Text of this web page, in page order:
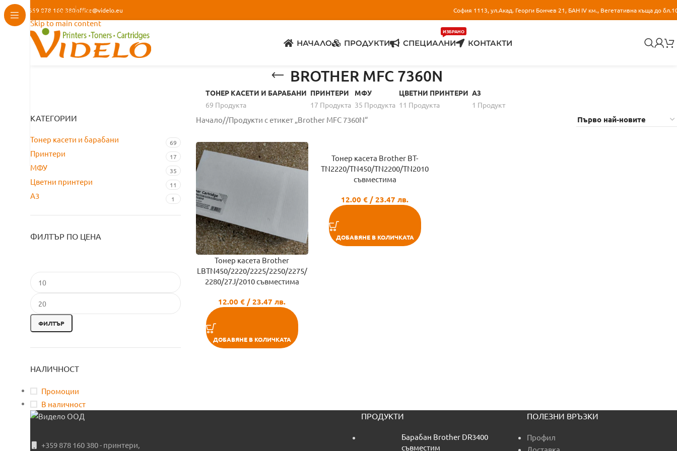
Skip to navigation
Skip to main content
+359 878 160 380office@videlo.eu София 1113, ул.Акад. Георги Бончев 21, БАН IV км., Вегетативна къща до
НАЧАЛО ПРОДУКТИ СПЕЦИАЛНИ
ИЗБРАНО
КОНТАКТИ
BROTHER MFC 7360N
ТОНЕР КАСЕТИ И БАРАБАНИ
69 Продуктa
ПРИНТЕРИ
17 Продуктa
МФУ
35 Продуктa
ЦВЕТНИ ПРИНТЕРИ
11 Продуктa
A3
1 Продукт
КАТЕГОРИИ
Тонер касети и барабани 69
Принтери 17
МФУ 35
Цветни принтери 11
A3 1
ФИЛТЪР ПО ЦЕНА
ФИЛТЪР
НАЛИЧНОСТ
Промоции
В наличност
Начало/ Продукти с етикет „Brother MFC 7360N“
Тонер касета Brother
LBTN450/2220/2225/2250/2275/
2280/27J/2010 съвместима
12.00€ / 23.47 лв.
ДОБАВЯНЕ В КОЛИЧКАТА
Тонер касета Brother BT-
TN2220/TN450/TN2200/TN2010
съвместима
12.00€ / 23.47 лв.
ДОБАВЯНЕ В КОЛИЧКАТА
+359 878 160 380 - принтери,
ПРОДУКТИ
Барабан Brother DR3400
съвместим
ПОЛЕЗНИ ВРЪЗКИ
Профил